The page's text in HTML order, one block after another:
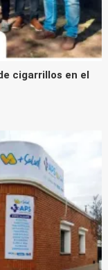
cigarrillos en el